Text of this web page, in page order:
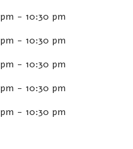
- 10:30 pm
- 10:30 pm
- 10:30 pm
- 10:30 pm
- 10:30 pm